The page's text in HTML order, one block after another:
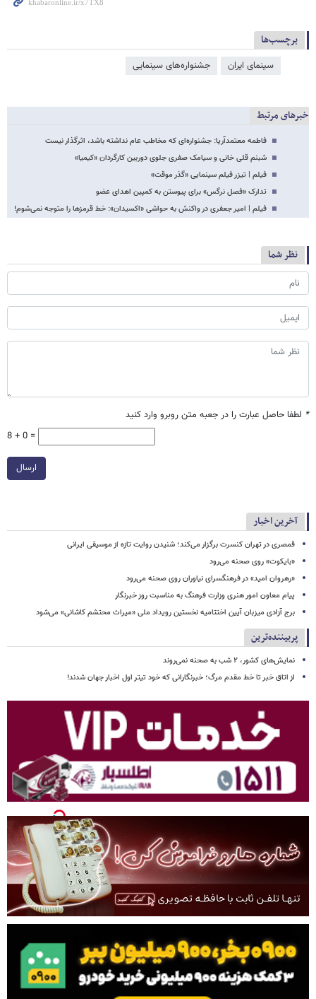
برچسب‌ها
سینمای ایران جشنواره‌های سینمایی
خبرهای مرتبط
فاطمه معتمدآریا: جشنواره‌ای که مخاطب عام نداشته ‌باشد، اثرگذار نیست
شبنم قلی خانی و سیامک صفری جلوی دوربین کارگردان «کیمیا»
فیلم | ‎تیزر فیلم سینمایی «گذر موقت»
تدارک «فصل نرگس» برای پیوستن به کمپین اهدای عضو
فیلم | امیر جعفری در واکنش به حواشی «اکسیدان»: خط قرمزها را متوجه نمی‌شوم!
نظر شما
* لطفا حاصل عبارت را در جعبه متن روبرو وارد کنید
8 + 0 =
ارسال
آخرین اخبار
قمصری در تهران کنسرت برگزار می‌کند؛ شنیدن روایت تازه از موسیقی ایرانی
«بایکوت» روی صحنه می‌رود
«رهروان امید» در فرهنگسرای نیاوران روی صحنه می‌رود
پیام معاون امور هنری وزارت فرهنگ به مناسبت روز خبرنگار
برج آزادی میزبان آیین اختتامیه نخستین رویداد ملی «میراث محتشم کاشانی» می‌شود
پربیننده‌ترین
نمایش‌های کشور، ٢ شب به صحنه نمی‌روند
از اتاق خبر تا خط مقدم مرگ؛ خبرنگارانی که خود تیتر اول اخبار جهان شدند!